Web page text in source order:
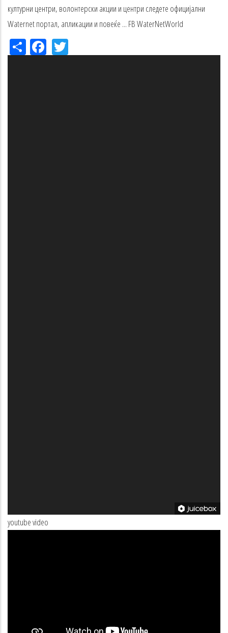
културни центри, волонтерски акции и центри следете официјални
Waternetпортал, апликации и повеќе ... FBWaterNetWorld
ShareFacebook
youtube video